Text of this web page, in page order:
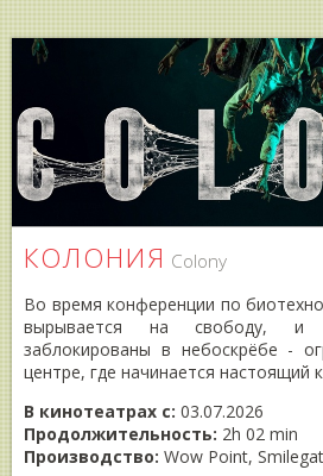
КОЛОНИЯ Colony
Во время конференции по
вырывается на свободу, и
заблокированы в небоскрёбе -
центре, где начинается настоящий
В кинотеатрах с: 03.07.2026
Продолжительность: 2h 02 min
Производство: Wow Point,